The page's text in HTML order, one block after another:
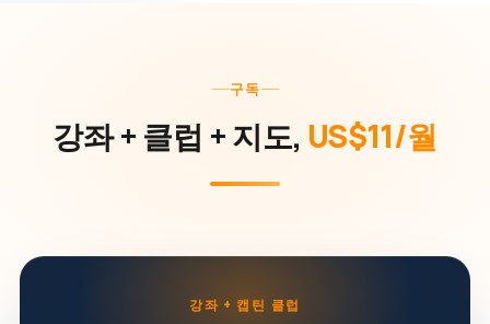
구독
강좌 + 클럽 + 지도, US$11/월
강좌 + 캡틴 클럽